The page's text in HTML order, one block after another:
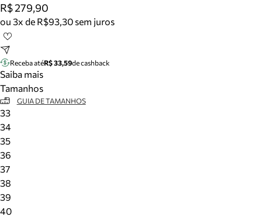
Tênis
Mule
Tire dúvidas sobre pedidos, devoluções e mais.
Meus pedidos
Acompanhe seus pedidos e solicite devoluções.
R$ 279,90
ou 3x de R$93,30 sem juros
Receba atéR$ 33,59de cashback
Saiba mais
Tamanhos
GUIA DE TAMANHOS
33
34
35
36
37
38
39
40